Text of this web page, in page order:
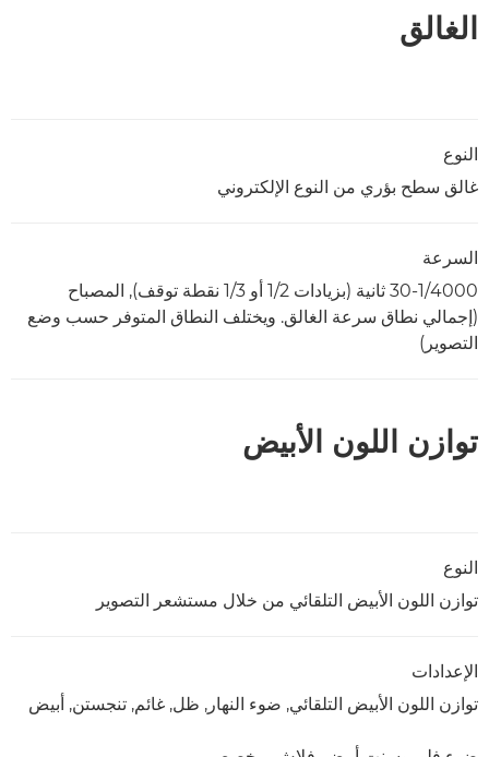
الغالق
النوع
غالق سطح بؤري من النوع الإلكتروني
السرعة
30-1/4000 ثانية (بزيادات 1/2 أو 1/3 نقطة توقف), المصباح
(إجمالي نطاق سرعة الغالق. ويختلف النطاق المتوفر حسب وضع
التصوير)
توازن اللون الأبيض
النوع
توازن اللون الأبيض التلقائي من خلال مستشعر التصوير
الإعدادات
توازن اللون الأبيض التلقائي, ضوء النهار, ظل, غائم, تنجستن, أبيض